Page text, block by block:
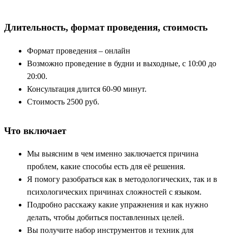
Длительность, формат проведения, стоимость
Формат проведения – онлайн
Возможно проведение в будни и выходные, с 10:00 до
20:00.
Консультация длится 60-90 минут.
Стоимость 2500 руб.
Что включает
Мы выясним в чем именно заключается причина
проблем, какие способы есть для её решения.
Я помогу разобраться как в методологических, так и в
психологических причинах сложностей с языком.
Подробно расскажу какие упражнения и как нужно
делать, чтобы добиться поставленных целей.
Вы получите набор инструментов и техник для